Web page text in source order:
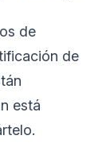
de
de
está